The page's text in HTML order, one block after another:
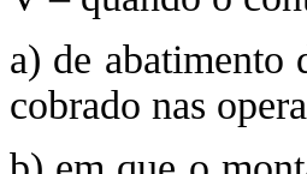
a) de abatimento
cobrado nas